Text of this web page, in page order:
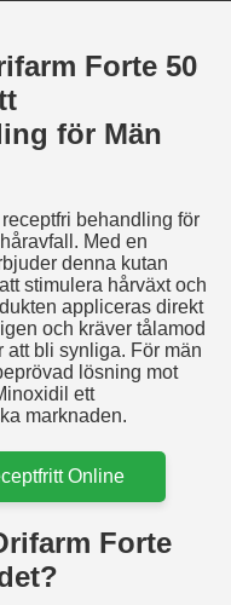
Forte 50
för Män
behandling för
Med en
denna kutan
stimulera hårväxt och
appliceras direkt
och kräver tålamod
att bli synliga. För män
lösning mot
ett
marknaden.
Online
Forte